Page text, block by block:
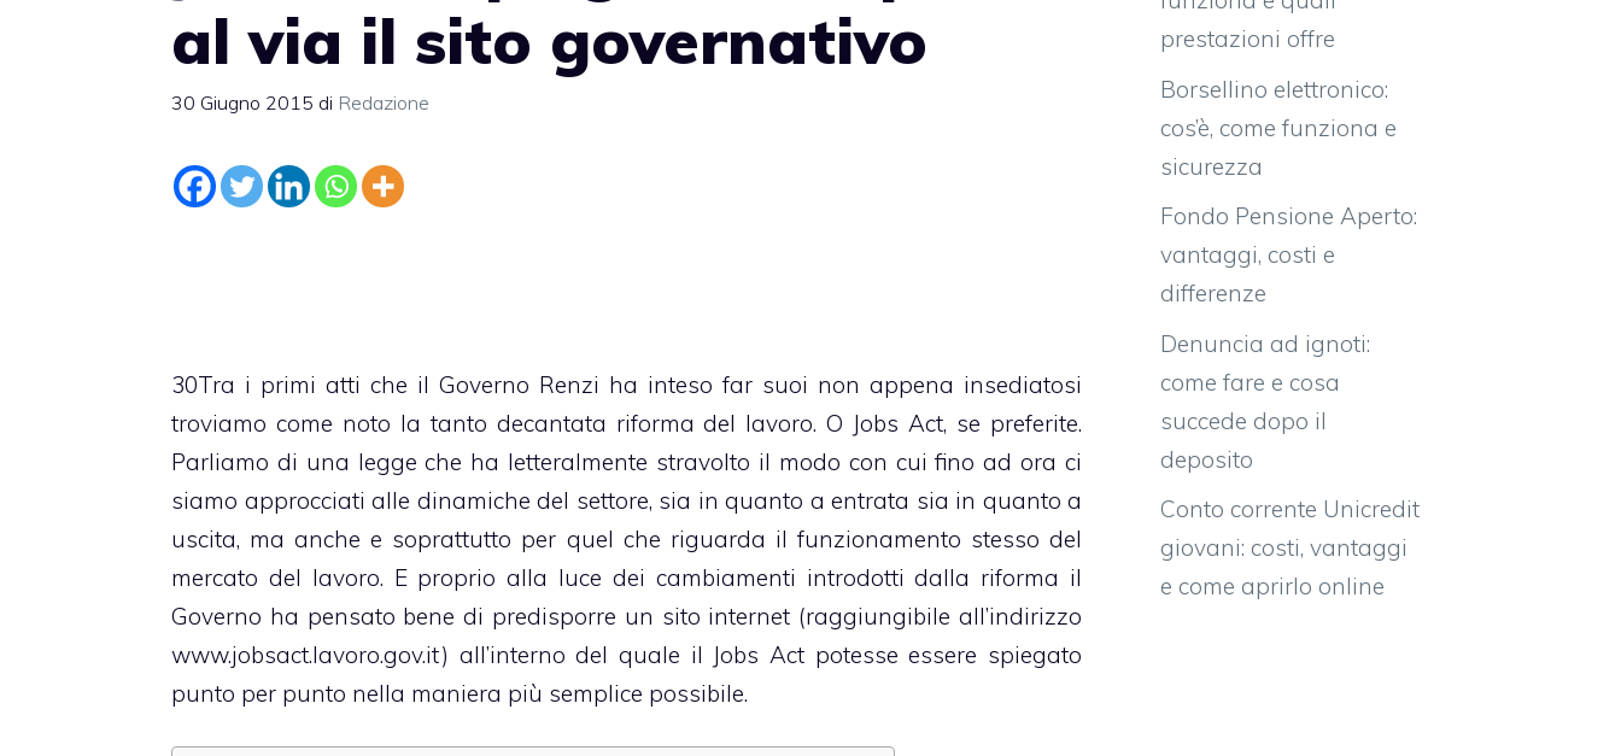
al via il sito governativo
30 Giugno 2015 di Redazione
30Tra i primi atti che il Governo Renzi ha inteso far suoi non appena insediatosi
troviamo come noto la tanto decantata riforma del lavoro. O Jobs Act, se preferite.
Parliamo di una legge che ha letteralmente stravolto il modo con cui fino ad ora ci
siamo approcciati alle dinamiche del settore, sia in quanto a entrata sia in quanto a
uscita, ma anche e soprattutto per quel che riguarda il funzionamento stesso del
mercato del lavoro. E proprio alla luce dei cambiamenti introdotti dalla riforma il
Governo ha pensato bene di predisporre un sito internet (raggiungibile all’indirizzo
www.jobsact.lavoro.gov.it) all’interno del quale il Jobs Act potesse essere spiegato
punto per punto nella maniera più semplice possibile.
prestazioni offre
Borsellino elettronico:
cos’è, come funziona e
sicurezza
Fondo Pensione Aperto:
vantaggi, costi e
differenze
Denuncia ad ignoti:
come fare e cosa
succede dopo il
deposito
Conto corrente Unicredit
giovani: costi, vantaggi
e come aprirlo online